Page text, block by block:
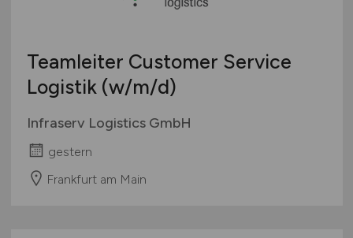
Teamleiter Customer Service
Logistik (w/m/d)
Infraserv Logistics GmbH
gestern
Frankfurt am Main